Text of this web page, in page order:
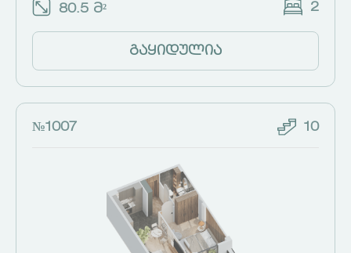
80.5 მ² 2
გაყიდულია
№1007 10